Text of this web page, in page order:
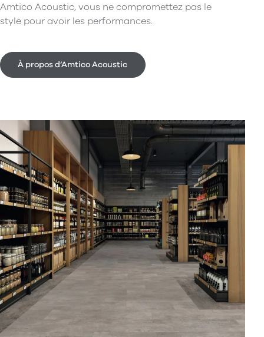
Amtico Acoustic, vous ne compromettez pas le
style pour avoir les performances.
À propos d’Amtico Acoustic